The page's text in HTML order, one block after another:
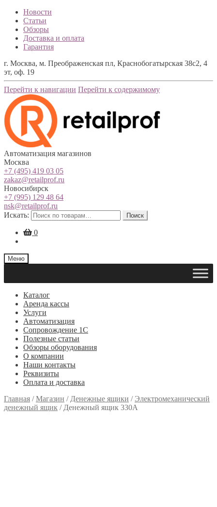
Новости
Статьи
Обзоры
Доставка и оплата
Гарантия
г. Москва, м. Преображенская пл, Краснобогатырская 38с2, 4
эт, оф. 19
Перейти к навигации Перейти к содержимому
Автоматизация магазинов
Москва
+7 (495) 419 03 05
zakaz@retailprof.ru
Новосибирск
+7 (995) 129 48 64
nsk@retailprof.ru
Искать:
Поиск
0
Меню
Каталог
Аренда кассы
Услуги
Автоматизация
Сопровождение 1С
Полезные статьи
Обзоры оборудования
О компании
Наши контакты
Реквизиты
Оплата и доставка
Главная /Магазин / Денежные ящики / Электромеханический
денежный ящик / Денежный ящик 330A